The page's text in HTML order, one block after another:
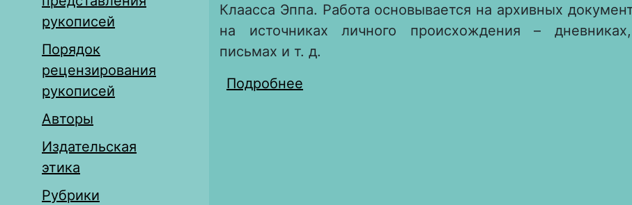
рукописей
Порядок
рецензирования
рукописей
Авторы
Издательская
этика
Рубрики
Клаасса Эппа. Работа основывается на архивных
на источниках личного происхождения –
письмах и т. д.
Подробнее